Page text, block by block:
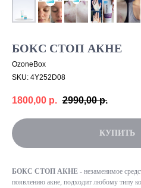
БОКС СТОП АКНЕ
OzoneBox
SKU: 4Y252D08
1800,00 р. 2990,00 р.
КУПИТЬ
БОКС СТОП АКНЕ - незаменимое
появлению акне, подходит любому типу